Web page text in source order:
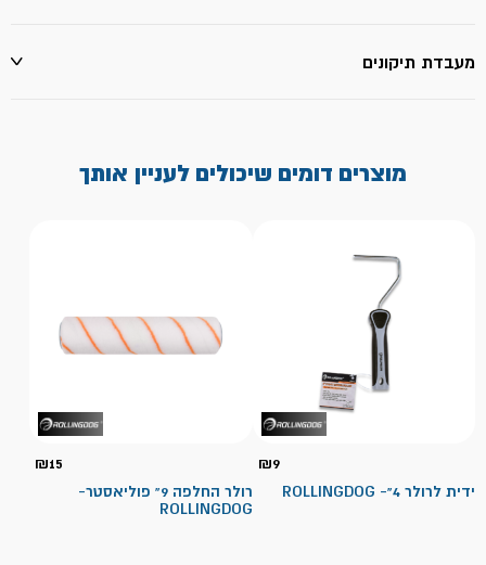
מעבדת תיקונים
מוצרים דומים שיכולים לעניין אותך
₪9
ידית לרולר 4"- ROLLINGDOG
₪15
רולר החלפה 9" פוליאסטר-
ROLLINGDOG